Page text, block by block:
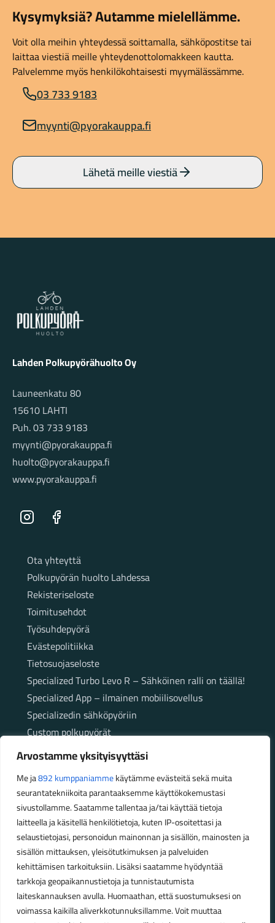
Arvostamme yksityisyyttäsi
Me ja892 kumppaniammekäytämme evästeitä sekä muita
seurantatekniikoita parantaaksemme käyttökokemustasi
sivustollamme. Saatamme tallentaa ja/tai käyttää tietoja
laitteella ja käsitellä henkilötietoja, kuten IP-osoitettasi ja
selaustietojasi, personoidun mainonnan ja sisällön, mainosten ja
sisällön mittauksen, yleisötutkimuksen ja palveluiden
kehittämisen tarkoituksiin. Lisäksi saatamme hyödyntää
tarkkoja geopaikannustietoja ja tunnistautumista
laiteskannauksen avulla. Huomaathan, että suostumuksesi on
voimassa kaikilla aliverkkotunnuksillamme. Voit muuttaa
Kysymyksiä? Autamme mielellämme.
Voit olla meihin yhteydessä soittamalla, sähköpostitse tai
laittaa viestiä meille yhteydenottolomakkeen kautta.
Palvelemme myös henkilökohtaisesti myymälässämme.
03 733 9183
myynti@pyorakauppa.fi
Lähetä meille viestiä
Lahden Polkupyörähuolto - etusivulle
Lahden Polkupyörähuolto Oy
Launeenkatu 80
15610 LAHTI
Puh. 03 733 9183
myynti@pyorakauppa.fi
huolto@pyorakauppa.fi
www.pyorakauppa.fi
Instagram Facebook
SivutOta yhteyttä
Polkupyörän huolto Lahdessa
Rekisteriseloste
Toimitusehdot
Työsuhdepyörä
Evästepolitiikka
Tietosuojaseloste
Specialized Turbo Levo R – Sähköinen ralli on täällä!
Specialized App – ilmainen mobiilisovellus
Specializedin sähköpyöriin
Custom polkupyörät
Fatbikellä helppoa ja huoletonta etenemistä
maastossa
Aukioloajat
Talvikauden aukioloajat (1.10.2025 – 28.2.2026)
Ma-Pe 10-18
La 10-14
Kesäkauden aukioloajat (1.3.2026 – 30.9.2026)
Ma-Pe 10-18
La 9-15